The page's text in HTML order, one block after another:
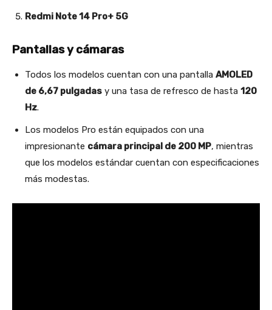
Redmi Note 14 Pro+ 5G
Pantallas y cámaras
Todos los modelos cuentan con una pantalla AMOLED
de 6,67 pulgadas y una tasa de refresco de hasta 120
Hz.
Los modelos Pro están equipados con una
impresionante cámara principal de 200 MP, mientras
que los modelos estándar cuentan con especificaciones
más modestas.